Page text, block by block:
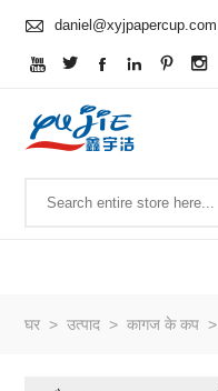
 daniel@xyjpapercup.com
     
घर > उत्पाद > कागज के कप >